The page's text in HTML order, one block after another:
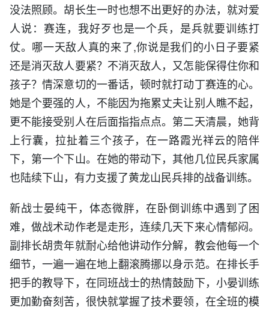
没法照顾。胡长生一时也想不出更好的办法，就对爱
人说：赛连，我好歹也是一个兵，是兵就要训练打
仗。哪一天敌人真的来了,你说是我们的小日子要紧
还是消灭敌人要紧？不消灭敌人，又怎能保得住你和
孩子？情深意切的一番话，顿时就打动丁赛连的心。
她是个要强的人，不能因为拖累丈夫让别人瞧不起，
更不能接受别人在后面指指点点。第二天清晨，她背
上行囊，拉扯着三个孩子，在一路霞光祥云的陪伴
下，第一个下山。在她的带动下，其他几位民兵家属
也陆续下山，有力支援了黄龙山民兵排的战备训练。
新战士晏纯干，体态微胖，在卧倒训练中遇到了困
难，做战术动作老是走形，连续几天下来心情郁闷。
副排长胡贵年就耐心给他讲动作分解，教会他每一个
细节，一遍一遍在地上翻滚腾挪以身示范。在排长手
把手的教导下，在同班战士的热情鼓励下，小晏训练
更加勤奋刻苦，很快就掌握了技术要领，在全班的模